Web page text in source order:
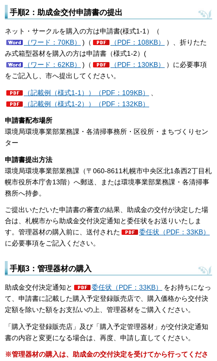
手順2：助成金交付申請書の提出
ネット・サークルを購入の方は申請書(様式1-1）（
（ワード：70KB）
)（ （PDF：108KB）
）、折りたた
み式箱型器材を購入の方は申請書（様式1-2）(
（ワード：62KB）
)（ （PDF：130KB）
）に必要事項
をご記入し、市へ提出してください。
（記載例（様式1-1））（PDF：109KB）
（記載例（様式1-2））（PDF：132KB）
申請書配布場所
環境局環境事業部業務課・各清掃事務所・区役所・まちづくりセン
ター
申請書提出方法
環境局環境事業部業務課（〒060-8611札幌市中央区北1条西2丁目札
幌市役所本庁舎13階）へ郵送、または環境事業部業務課・各清掃事
務所へ持参。
ご提出いただいた申請書の審査の結果、助成金の交付が決定した場
合は、札幌市から助成金交付決定通知と委任状をお送りいたしま
す。管理器材の購入前に、送付された
委任状（PDF：33KB）
に必要事項をご記入ください。
手順3：管理器材の購入
助成金交付決定通知と 委任状（PDF：33KB）
をお持ちになっ
て、申請書に記載した購入予定登録販売店で、購入価格から交付決
定額を除いた額をお支払いの上、管理器材をご購入ください。
「購入予定登録販売店」及び「購入予定管理器材」が交付決定通知
書の内容と変更になる場合は、再度、申請し直してください。
※管理器材の購入は、助成金の交付決定を受けてから行ってくださ